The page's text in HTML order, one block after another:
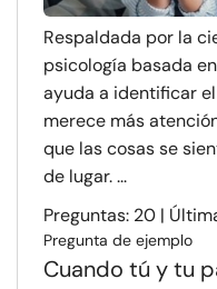
Respaldada por la
psicología basada
ayuda a identificar
merece más
que las cosas se
de lugar. ...
Preguntas: 20 |
Pregunta de ejemplo
Cuando tú y tu